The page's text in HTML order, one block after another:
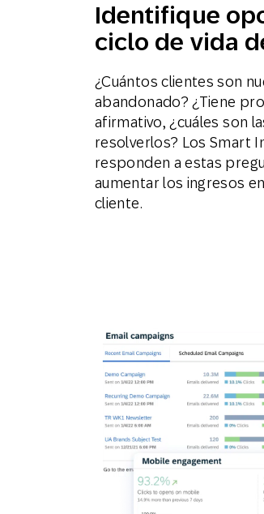
Identifique
ciclo de vida
¿Cuántos clientes son
abandonado? ¿Tiene
afirmativo, ¿cuáles son
resolverlos? Los Smart
responden a estas
aumentar los ingresos
cliente.